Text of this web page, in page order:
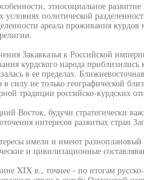
этносоциальное
условиях политической
ареала проживания курдов
Закавказья к Российской
курдского народа приблизились
в ее пределах.
силу не только географической
традиции российско-курдских
Восток, будучи стратегически
интересов развитых стран
имели и имеют разноплановый
и цивилизационные
XIX в., точнее - по итогам